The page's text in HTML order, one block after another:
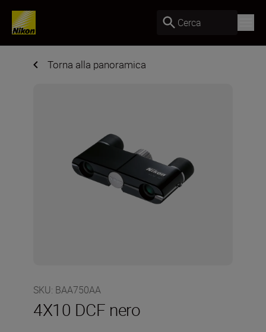
Cerca
Torna alla panoramica
SKU: BAA750AA
4X10 DCF nero